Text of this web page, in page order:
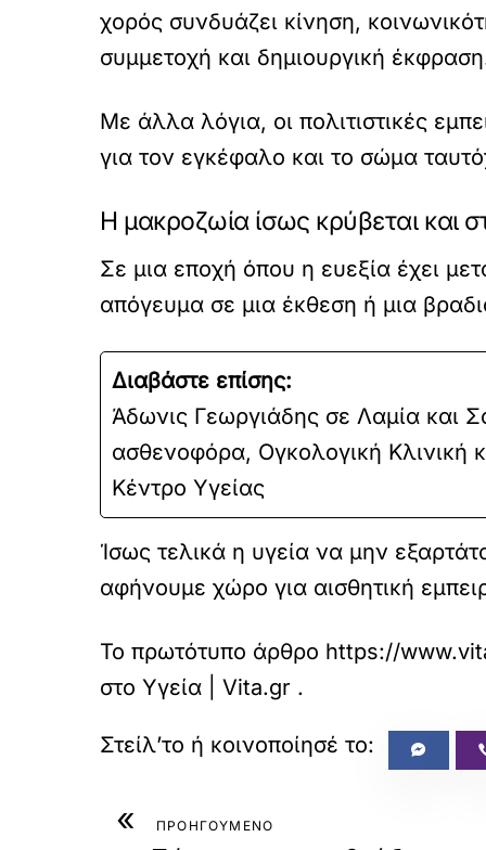
χορός συνδυάζει κίνηση,
συμμετοχή και δημιουργική
Με άλλα λόγια, οι πολιτιστικές
για τον εγκέφαλο και το σώμα
Η μακροζωία ίσως κρύβεται και
Σε μια εποχή όπου η ευεξία έχει
απόγευμα σε μια έκθεση ή μια
Διαβάστε επίσης:
Άδωνις Γεωργιάδης σε Λαμία και
ασθενοφόρα, Ογκολογική Κλινική
Κέντρο Υγείας
Ίσως τελικά η υγεία να μην
αφήνουμε χώρο για αισθητική
Το πρωτότυπο άρθρο https://
στο Υγεία | Vita.gr .
« ΠΡΟΗΓΟΥΜΕΝΟ